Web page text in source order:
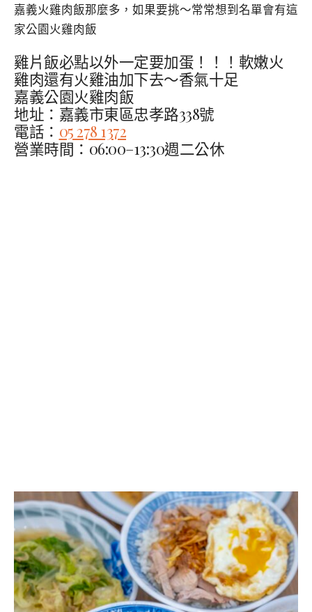
嘉義火雞肉飯那麼多，如果要挑～常常想到名單會有這
家公園火雞肉飯
雞片飯必點以外一定要加蛋！！！軟嫩火
雞肉還有火雞油加下去～香氣十足
嘉義公園火雞肉飯
地址：嘉義市東區忠孝路338號
電話： 05 278 1372
營業時間：06:00–13:30週二公休